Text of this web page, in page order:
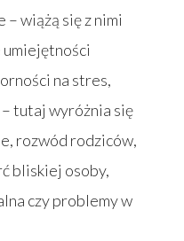
wiążą się z nimi
umiejętności
na stres,
tutaj wyróżnia się
rozwód rodziców,
bliskiej osoby,
czy problemy w